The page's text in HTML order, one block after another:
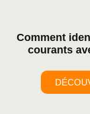
Comment
courants